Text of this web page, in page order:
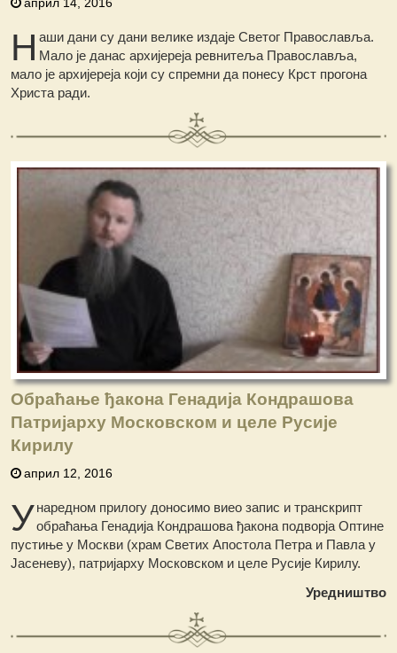
Н аши дани су дани велике издаје Светог Православља.
Мало је данас архијереја ревнитеља Православља,
мало је архијереја који су спремни да понесу Крст прогона
Христа ради.
Обраћање ђакона Генадија Кондрашова
Патријарху Московском и целе Русије
Кирилу
април 12, 2016
Унаредном прилогу доносимо виео запис и транскрипт
обраћања Генадија Кондрашова ђакона подворја Оптине
пустиње у Москви (храм Светих Апостола Петра и Павла у
Јасеневу), патријарху Московском и целе Русије Кирилу.
Уредништво